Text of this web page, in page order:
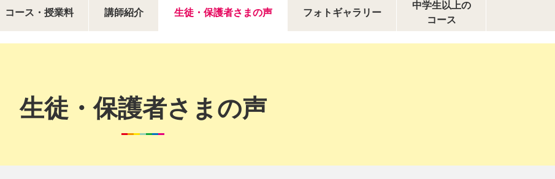
コース・授業料 講師紹介 生徒・保護者さまの声 フォトギャラリー
中学生以上の
コース
生徒・保護者さまの声